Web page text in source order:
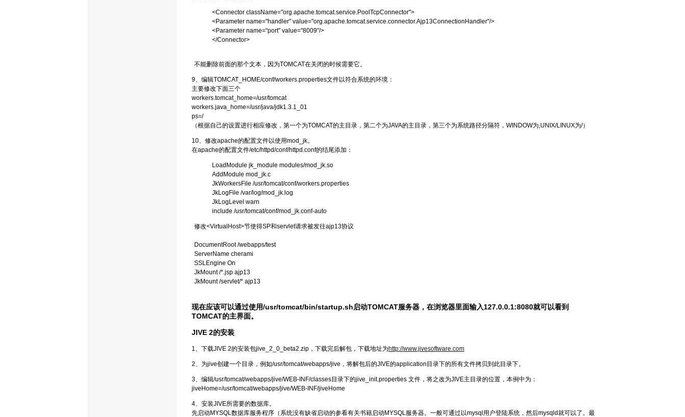
<Connector className="org.apache.tomcat.service.PoolTcpConnector">
<Parameter name="handler" value="org.apache.tomcat.service.connector.Ajp13ConnectionHandler"/>
<Parameter name="port" value="8009"/>
</Connector>
不能删除前面的那个文本，因为TOMCAT在关闭的时候需要它。
9、编辑TOMCAT_HOME/conf/workers.properties文件以符合系统的环境：
主要修改下面三个
workers.tomcat_home=/usr/tomcat
workers.java_home=/usr/java/jdk1.3.1_01
ps=/
（根据自己的设置进行相应修改，第一个为TOMCAT的主目录，第二个为JAVA的主目录，第三个为系统路径分隔符，WINDOW为,UNIX/LINUX为/）
10、修改apache的配置文件以使用mod_jk。
在apache的配置文件/etc/httpd/conf/httpd.conf的结尾添加：
LoadModule jk_module modules/mod_jk.so
AddModule mod_jk.c
JkWorkersFile /usr/tomcat/conf/workers.properties
JkLogFile /var/log/mod_jk.log
JkLogLevel warn
include /usr/tomcat/conf/mod_jk.conf-auto
修改<VirtualHost>节使得SP和servlet请求被发往ajp13协议
DocumentRoot /webapps/test
ServerName cherami
SSLEngine On
JkMount /*.jsp ajp13
JkMount /servlet/* ajp13
现在应该可以通过使用/usr/tomcat/bin/startup.sh启动TOMCAT服务器，在浏览器里面输入127.0.0.1:8080就可以看到
TOMCAT的主界面。
JIVE 2的安装
1、下载JIVE 2的安装包jive_2_0_beta2.zip，下载完后解包，下载地址为 http://www.jivesoftware.com
2、为jive创建一个目录，例如/usr/tomcat/webapps/jive，将解包后的JIVE的application目录下的所有文件拷贝到此目录下。
3、编辑/usr/tomcat/webapps/jive/WEB-INF/classes目录下的jive_init.properties 文件，将之改为JIVE主目录的位置，本例中为：
jiveHome=/usr/tomcat/webapps/jive/WEB-INF/jiveHome
4、安装JIVE所需要的数据库。
先启动MYSQL数据库服务程序（系统没有缺省启动的参看有关书籍启动MYSQL服务器。一般可通过以mysql用户登陆系统，然后mysqld就可以了。最